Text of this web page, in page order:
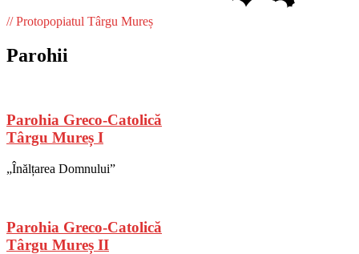
// Protopopiatul Târgu Mureș
Parohii
Parohia Greco-Catolică
Târgu Mureș I
„Înălțarea Domnului”
Parohia Greco-Catolică
Târgu Mureș II